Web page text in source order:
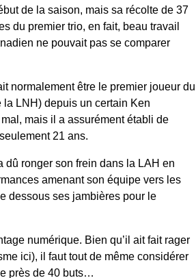
de la saison, mais sa récolte de 37
du premier trio, en fait, beau travail
ne pouvait pas se comparer
normalement être le premier joueur du
LNH) depuis un certain Ken
mais il a assurément établi de
21 ans.
ronger son frein dans la LAH en
amenant son équipe vers les
dessous ses jambières pour le
numérique. Bien qu’il ait fait rager
ici), il faut tout de même considérer
près de 40 buts…